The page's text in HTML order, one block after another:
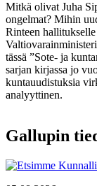
Mitkä olivat Juha
ongelmat? Mihin
Rinteen hallitukselle
tässä ”Sote- ja
sarjan kirjassa jo
kuntauudistuksia
analyyttinen.
Gallupin